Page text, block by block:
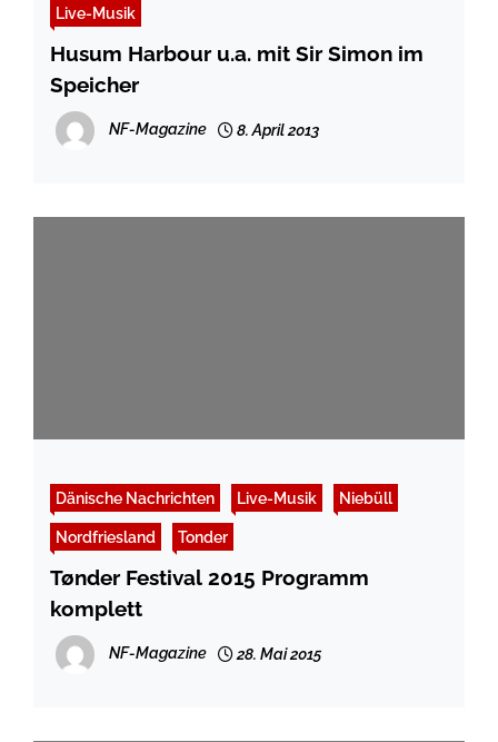
Live-Musik
Husum Harbour u.a. mit Sir Simon im
Speicher
NF-Magazine 8. April 2013
Dänische Nachrichten Live-Musik Niebüll
Nordfriesland Tonder
Tønder Festival 2015 Programm
komplett
NF-Magazine 28. Mai 2015